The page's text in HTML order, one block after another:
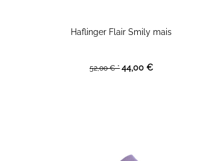
Haflinger Flair Smily mais
52,00 € * 44,00 €